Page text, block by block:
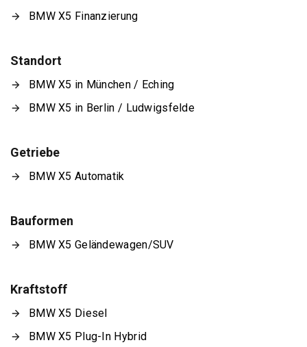
BMW X5 Finanzierung
Standort
BMW X5 in München / Eching
BMW X5 in Berlin / Ludwigsfelde
Getriebe
BMW X5 Automatik
Bauformen
BMW X5 Geländewagen/SUV
Kraftstoff
BMW X5 Diesel
BMW X5 Plug-In Hybrid